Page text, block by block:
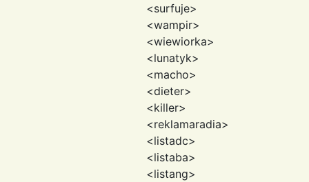
<surfuje>
<wampir>
<wiewiorka>
<lunatyk>
<macho>
<dieter>
<killer>
<reklamaradia>
<listadc>
<listaba>
<listang>